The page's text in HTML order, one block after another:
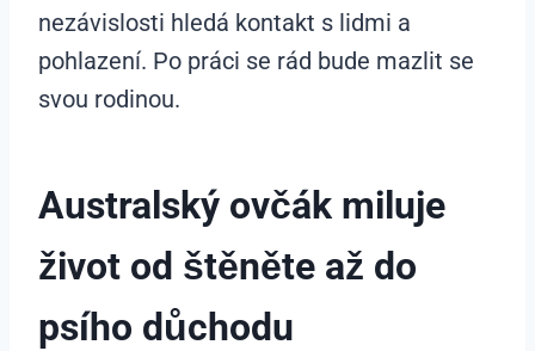
nezávislosti hledá kontakt s lidmi a
pohlazení. Po práci se rád bude mazlit se
svou rodinou.
Australský ovčák miluje
život od štěněte až do
psího důchodu